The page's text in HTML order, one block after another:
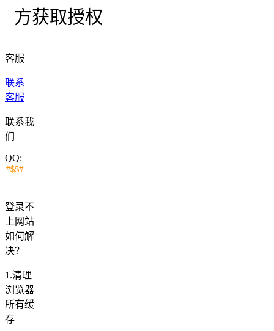
方获取授权
客服
联系
客服
联系我
们
QQ:
登录不
上网站
如何解
决？
1.清理
浏览器
所有缓
存